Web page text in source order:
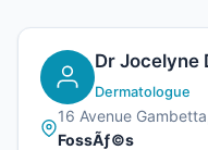
Dr Jocelyne
Dermatologue
16 Avenue
FossÃƒ©s